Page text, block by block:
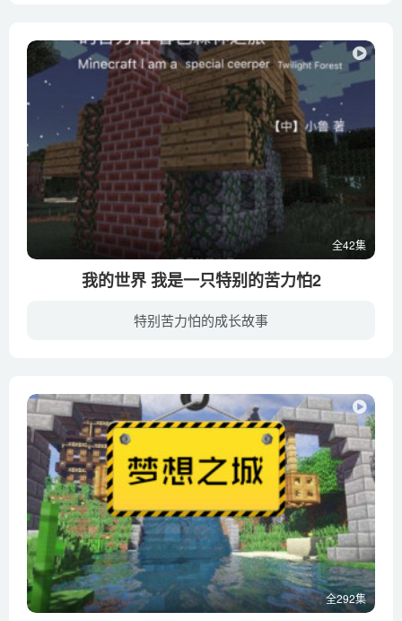
全42集
我的世界 我是一只特别的苦力怕2
特别苦力怕的成长故事
全292集